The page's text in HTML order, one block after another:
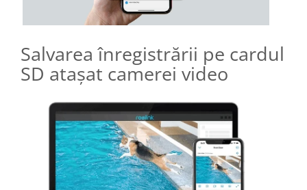
Salvarea înregistrării pe cardul
SD atașat camerei video